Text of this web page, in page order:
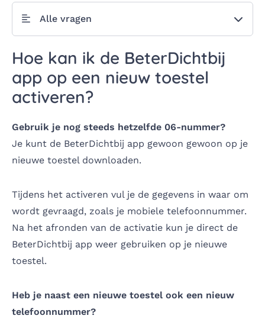
Alle vragen
Hoe kan ik de BeterDichtbij
app op een nieuw toestel
activeren?
Gebruik je nog steeds hetzelfde 06-nummer?
Je kunt de BeterDichtbij app gewoon gewoon op je
nieuwe toestel downloaden.
Tijdens het activeren vul je de gegevens in waar om
wordt gevraagd, zoals je mobiele telefoonnummer.
Na het afronden van de activatie kun je direct de
BeterDichtbij app weer gebruiken op je nieuwe
toestel.
Heb je naast een nieuwe toestel ook een nieuw
telefoonnummer?